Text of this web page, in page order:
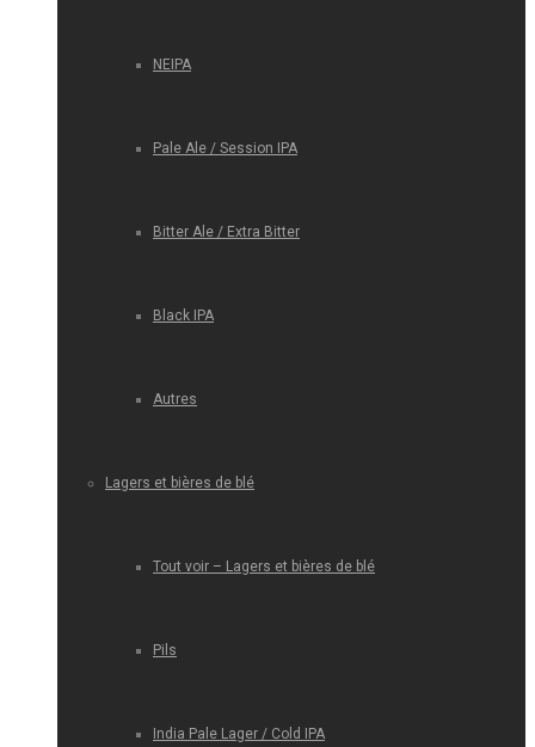
NEIPA
Pale Ale / Session IPA
Bitter Ale / Extra Bitter
Black IPA
Autres
Lagers et bières de blé
Tout voir – Lagers et bières de blé
Pils
India Pale Lager / Cold IPA